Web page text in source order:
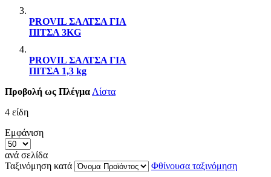
PROVIL ΣΑΛΤΣΑ ΓIA
ΠΙΤΣΑ 3KG
PROVIL ΣΑΛΤΣΑ ΓΙΑ
ΠΙΤΣΑ 1,3 kg
Προβολή ως ΠλέγμαΛίστα
4 είδη
Εμφάνιση
ανά σελίδα
Ταξινόμηση κατά
Φθίνουσα ταξινόμηση